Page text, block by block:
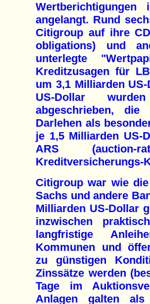
angelangt. Rund
Citigroup auf ihre
obligations) und
unterlegte
Kreditzusagen für
um 3,1 Milliarden
US-Dollar
abgeschrieben,
Darlehen als
je 1,5 Milliarden US-
ARS (auction-
Kreditversicherungs-
Citigroup war wie
Sachs und andere
Milliarden US-Dollar
inzwischen
langfristige
Kommunen und
zu günstigen
Zinssätze werden
Tage im
Anlagen galten